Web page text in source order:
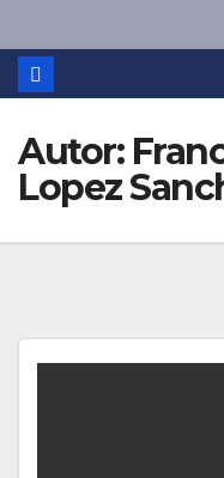
Autor:
Lopez